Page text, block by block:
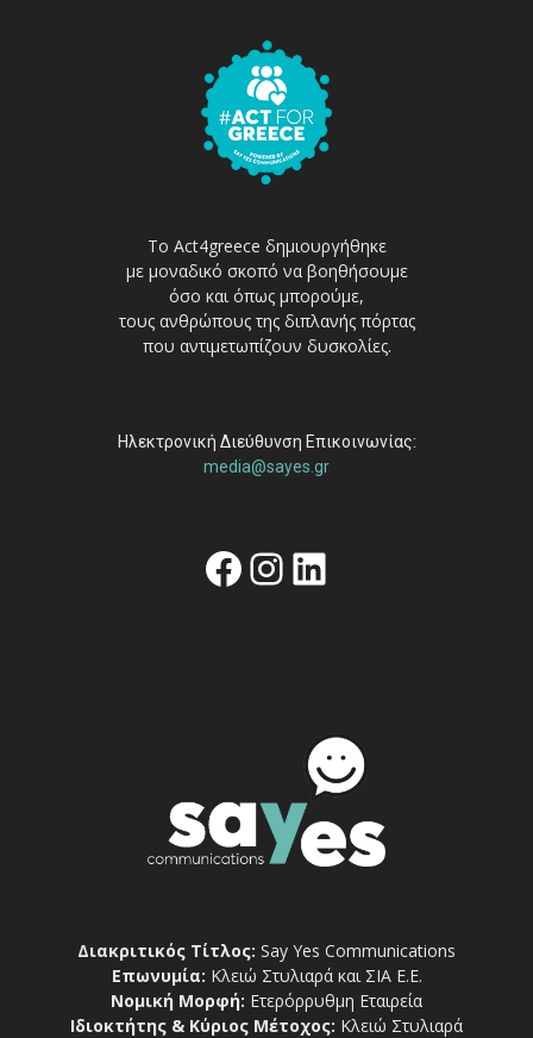
Το Act4greece δημιουργήθηκε
με μοναδικό σκοπό να βοηθήσουμε
όσο και όπως μπορούμε,
τους ανθρώπους της διπλανής πόρτας
που αντιμετωπίζουν δυσκολίες.
Ηλεκτρονική Διεύθυνση Επικοινωνίας:
media@sayes.gr
Facebook
Instagram
Linkedin
Διακριτικός Τίτλος: Say Yes Communications
Επωνυμία: Κλειώ Στυλιαρά και ΣΙΑ Ε.Ε.
Νομική Μορφή: Ετερόρρυθμη Εταιρεία
Ιδιοκτήτης & Κύριος Μέτοχος: Κλειώ Στυλιαρά